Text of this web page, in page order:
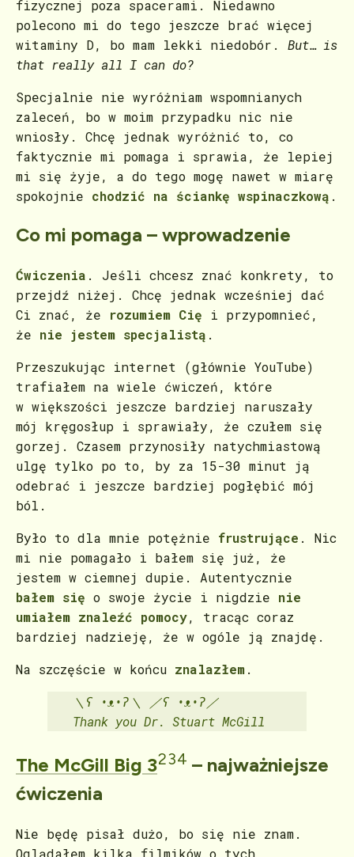
fizycznej poza spacerami. Niedawno
polecono mi do tego jeszcze brać więcej
witaminy D, bo mam lekki niedobór. But… is
that really all I can do?
Specjalnie nie wyróżniam wspomnianych
zaleceń, bo w moim przypadku nic nie
wniosły. Chcę jednak wyróżnić to, co
faktycznie mi pomaga i sprawia, że lepiej
mi się żyje, a do tego mogę nawet w miarę
spokojnie chodzić na ściankę wspinaczkową .
Co mi pomaga – wprowadzenie
Ćwiczenia . Jeśli chcesz znać konkrety, to
przejdź niżej. Chcę jednak wcześniej dać
Ci znać, że rozumiem Cię i przypomnieć,
że nie jestem specjalistą .
Przeszukując internet (głównie YouTube)
trafiałem na wiele ćwiczeń, które
w większości jeszcze bardziej naruszały
mój kręgosłup i sprawiały, że czułem się
gorzej. Czasem przynosiły natychmiastową
ulgę tylko po to, by za 15-30 minut ją
odebrać i jeszcze bardziej pogłębić mój
ból.
Było to dla mnie potężnie frustrujące . Nic
mi nie pomagało i bałem się już, że
jestem w ciemnej dupie. Autentycznie
bałem się o swoje życie i nigdzie nie
umiałem znaleźć pomocy, tracąc coraz
bardziej nadzieję, że w ogóle ją znajdę.
Na szczęście w końcu znalazłem.
＼ʕ •ᴥ•ʔ＼ ／ʕ •ᴥ•ʔ／
Thank you Dr. Stuart McGill
The McGill Big 3234 – najważniejsze
ćwiczenia
Nie będę pisał dużo, bo się nie znam.
Oglądałem kilka filmików o tych